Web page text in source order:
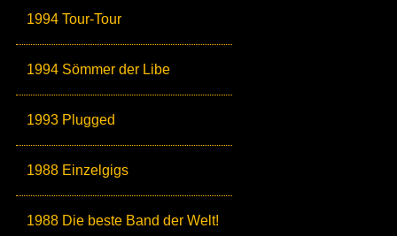
1994 Tour-Tour
1994 Sömmer der Libe
1993 Plugged
1988 Einzelgigs
1988 Die beste Band der Welt!